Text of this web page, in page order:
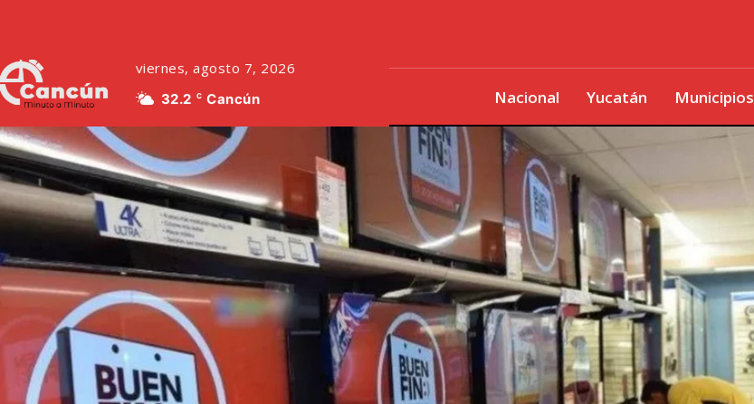
viernes, agosto 7, 2026
32.2 C Cancún Nacional Yucatán Municipios